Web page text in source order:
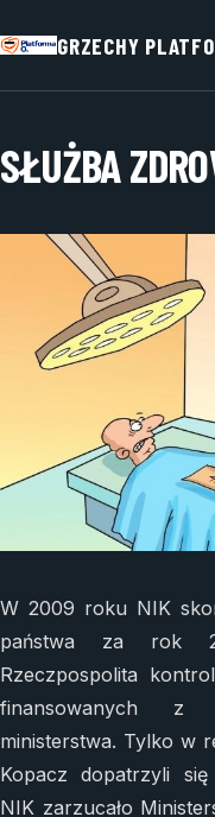
GRZECHY
SŁUŻBA
W 2009 roku NIK
państwa za rok
Rzeczpospolita
finansowanych z
ministerstwa. Tylko w
Kopacz dopatrzyli się
NIK zarzucało